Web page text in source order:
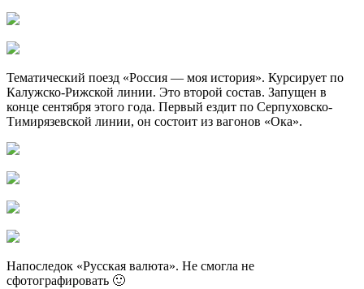
Тематический поезд «Россия — моя история». Курсирует по
Калужско-Рижской линии. Это второй состав. Запущен в
конце сентября этого года. Первый ездит по Серпуховско-
Тимирязевской линии, он состоит из вагонов «Ока».
Напоследок «Русская валюта». Не смогла не
сфотографировать 🙂